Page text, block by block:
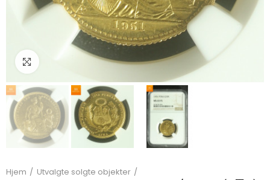
Klikk for å forstørre
Hjem
Utvalgte solgte objekter